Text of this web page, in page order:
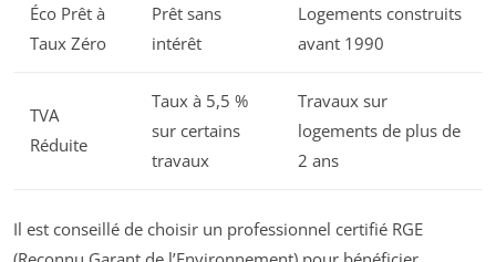
Éco Prêt à
Taux Zéro
Prêt sans
intérêt
Logements construits
avant 1990
TVA
Réduite
Taux à 5,5 %
sur certains
travaux
Travaux sur
logements de plus de
2 ans
Il est conseillé de choisir un professionnel certifié RGE